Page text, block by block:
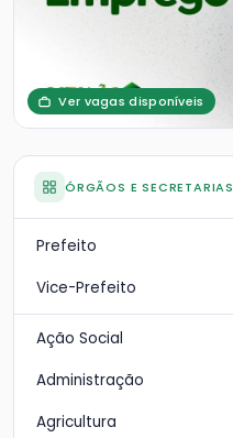
Ver vagas disponíveis
ÓRGÃOS E SECRETARIAS
Prefeito
Vice-Prefeito
Ação Social
Administração
Agricultura